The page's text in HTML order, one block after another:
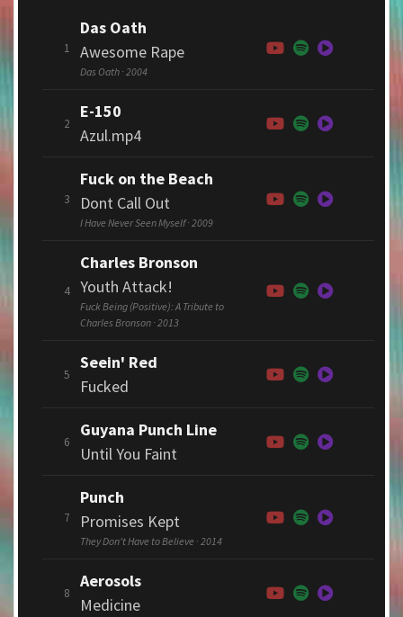
1
Das Oath
Awesome Rape
Das Oath · 2004
2
E-150
Azul.mp4
3
Fuck on the Beach
Dont Call Out
I Have Never Seen Myself · 2009
4
Charles Bronson
Youth Attack!
Fuck Being (Positive​)​: A Tribute to
Charles Bronson · 2013
5
Seein' Red
Fucked
6
Guyana Punch Line
Until You Faint
7
Punch
Promises Kept
They Don't Have to Believe · 2014
8
Aerosols
Medicine